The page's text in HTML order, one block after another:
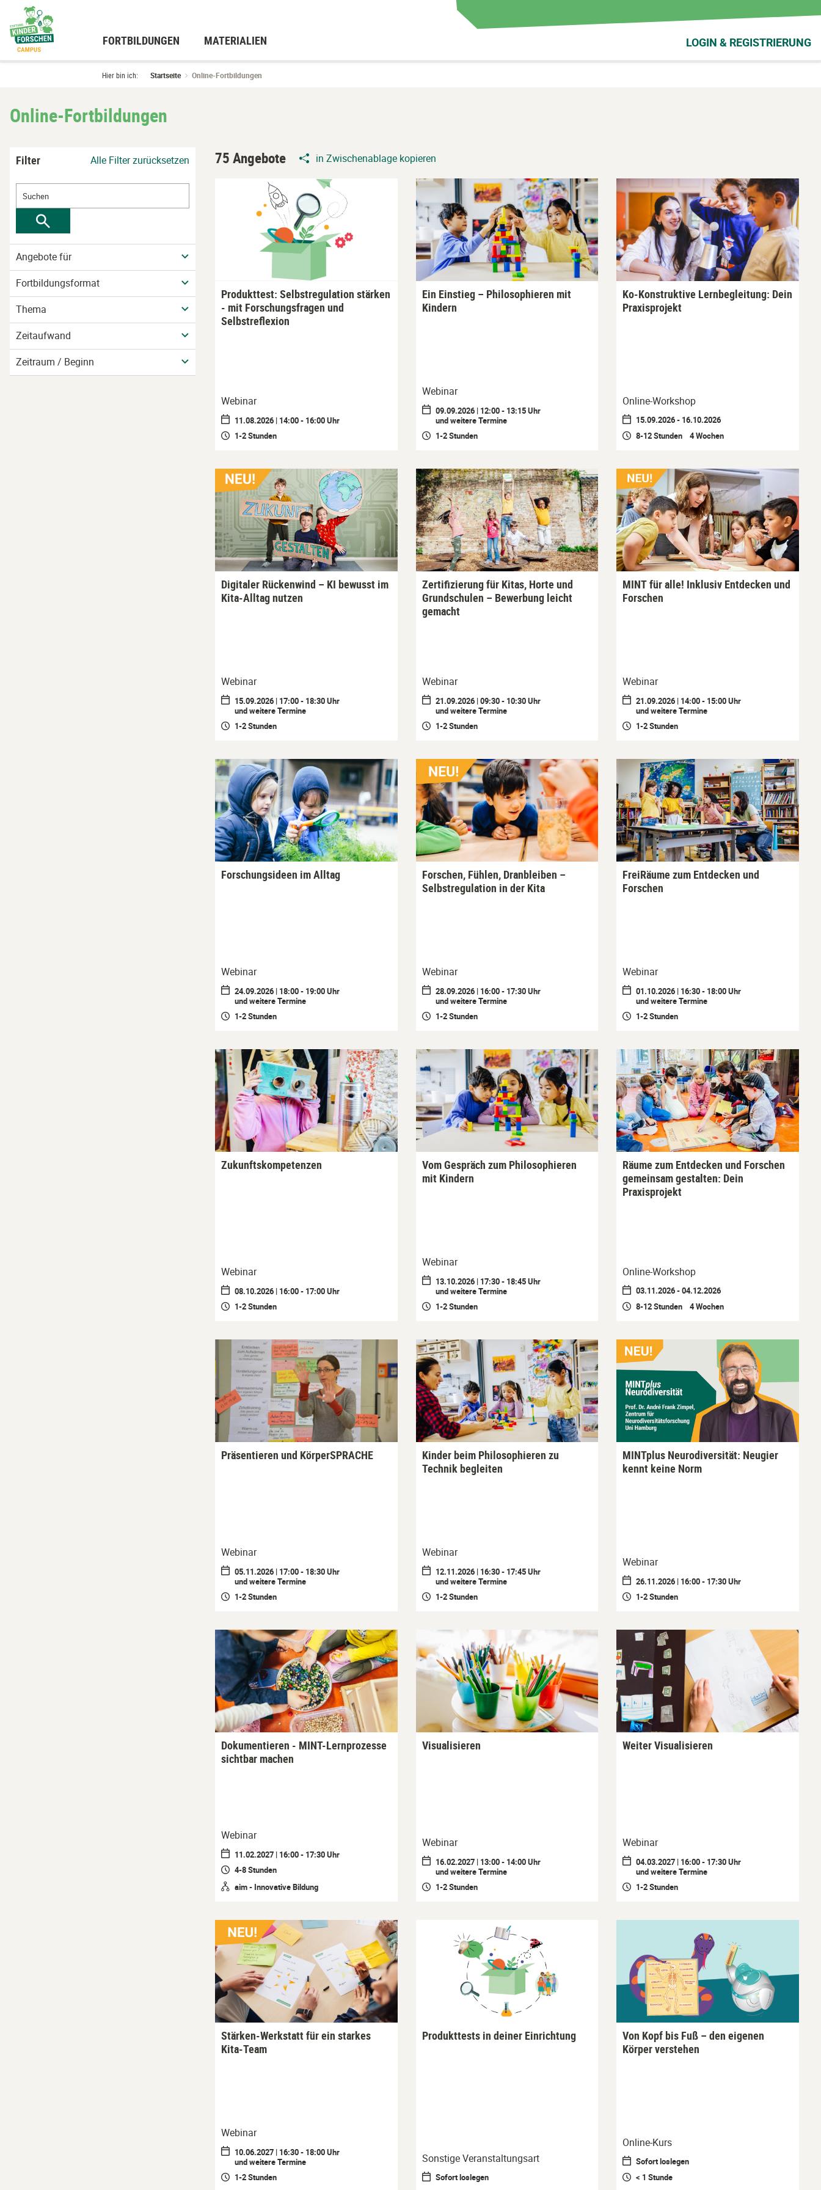
Hauptinhalt
wechseln
FORTBILDUNGEN MATERIALIEN LOGIN & REGISTRIERUNG
Hier bin ich: Startseite Online-Fortbildungen
Online-Fortbildungen
Filter Alle Filter zurücksetzen
Angebote für
Fortbildungsformat
Thema
Zeitaufwand
Zeitraum / Beginn
75 Angebote in Zwischenablage kopieren
Produkttest: Selbstregulation stärken
- mit Forschungsfragen und
Selbstreflexion
Webinar
11.08.2026 | 14:00 - 16:00 Uhr
1-2 Stunden
Ein Einstieg – Philosophieren mit
Kindern
Webinar
09.09.2026 | 12:00 - 13:15 Uhr
und weitere Termine
1-2 Stunden
Ko-Konstruktive Lernbegleitung: Dein
Praxisprojekt
Online-Workshop
15.09.2026 - 16.10.2026
8-12 Stunden 4 Wochen
Digitaler Rückenwind – KI bewusst im
Kita-Alltag nutzen
Webinar
15.09.2026 | 17:00 - 18:30 Uhr
und weitere Termine
1-2 Stunden
Zertifizierung für Kitas, Horte und
Grundschulen – Bewerbung leicht
gemacht
Webinar
21.09.2026 | 09:30 - 10:30 Uhr
und weitere Termine
1-2 Stunden
MINT für alle! Inklusiv Entdecken und
Forschen
Webinar
21.09.2026 | 14:00 - 15:00 Uhr
und weitere Termine
1-2 Stunden
Forschungsideen im Alltag
Webinar
24.09.2026 | 18:00 - 19:00 Uhr
und weitere Termine
1-2 Stunden
Forschen, Fühlen, Dranbleiben –
Selbstregulation in der Kita
Webinar
28.09.2026 | 16:00 - 17:30 Uhr
und weitere Termine
1-2 Stunden
FreiRäume zum Entdecken und
Forschen
Webinar
01.10.2026 | 16:30 - 18:00 Uhr
und weitere Termine
1-2 Stunden
Zukunftskompetenzen
Webinar
08.10.2026 | 16:00 - 17:00 Uhr
1-2 Stunden
Vom Gespräch zum Philosophieren
mit Kindern
Webinar
13.10.2026 | 17:30 - 18:45 Uhr
und weitere Termine
1-2 Stunden
Räume zum Entdecken und Forschen
gemeinsam gestalten: Dein
Praxisprojekt
Online-Workshop
03.11.2026 - 04.12.2026
8-12 Stunden 4 Wochen
Präsentieren und KörperSPRACHE
Webinar
05.11.2026 | 17:00 - 18:30 Uhr
und weitere Termine
1-2 Stunden
Kinder beim Philosophieren zu
Technik begleiten
Webinar
12.11.2026 | 16:30 - 17:45 Uhr
und weitere Termine
1-2 Stunden
MINTplus Neurodiversität: Neugier
kennt keine Norm
Webinar
26.11.2026 | 16:00 - 17:30 Uhr
1-2 Stunden
Dokumentieren - MINT-Lernprozesse
sichtbar machen
Webinar
11.02.2027 | 16:00 - 17:30 Uhr
4-8 Stunden
aim - Innovative Bildung
Visualisieren
Webinar
16.02.2027 | 13:00 - 14:00 Uhr
und weitere Termine
1-2 Stunden
Weiter Visualisieren
Webinar
04.03.2027 | 16:00 - 17:30 Uhr
und weitere Termine
1-2 Stunden
Stärken-Werkstatt für ein starkes
Kita-Team
Webinar
10.06.2027 | 16:30 - 18:00 Uhr
und weitere Termine
1-2 Stunden
Produkttests in deiner Einrichtung
Sonstige Veranstaltungsart
Sofort loslegen
Von Kopf bis Fuß – den eigenen
Körper verstehen
Online-Kurs
Sofort loslegen
< 1 Stunde